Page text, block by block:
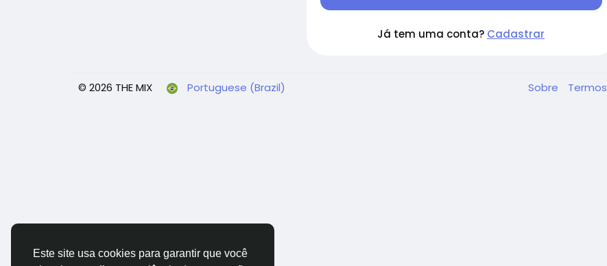
Este site usa cookies para garantir que você
Já tem uma conta? Cadastrar
© 2026 THE MIX Portuguese (Brazil) Sobre Termos